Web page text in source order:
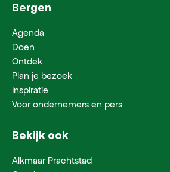
Bergen
Agenda
Doen
Ontdek
Plan je bezoek
Inspiratie
Voor ondernemers en pers
Bekijk ook
Alkmaar Prachtstad